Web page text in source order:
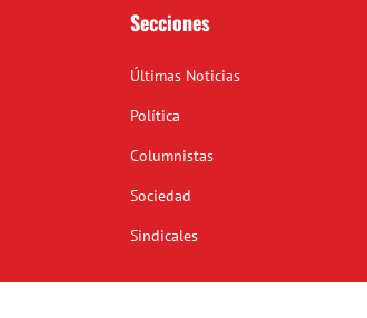
Secciones
Últimas Noticias
Política
Columnistas
Sociedad
Sindicales